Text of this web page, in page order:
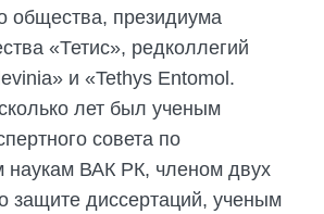
общества, президиума
«Тетис», редколлегий
и «Tethys Entomol.
лет был ученым
совета по
наукам ВАК РК, членом двух
защите диссертаций, ученым